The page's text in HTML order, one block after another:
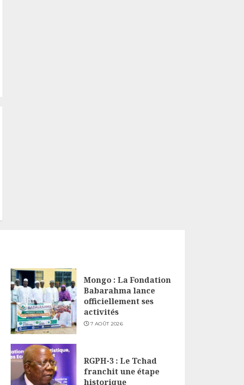
Mongo : La Fondation
Babarahma lance
officiellement ses
activités
7 AOÛT 2026
RGPH-3 : Le Tchad
franchit une étape
historique